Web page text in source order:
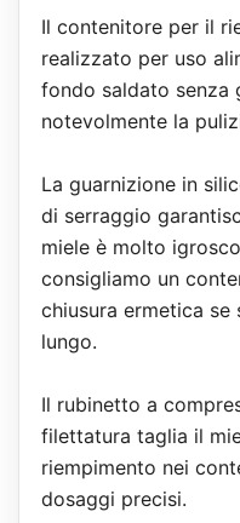
Il contenitore per il
realizzato per uso
fondo saldato senza
notevolmente la
La guarnizione in
di serraggio
miele è molto
consigliamo un
chiusura ermetica se
lungo.
Il rubinetto a
filettatura taglia il
riempimento nei
dosaggi precisi.